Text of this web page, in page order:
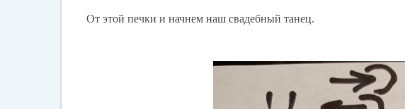
От этой печки и начнем наш свадебный танец.